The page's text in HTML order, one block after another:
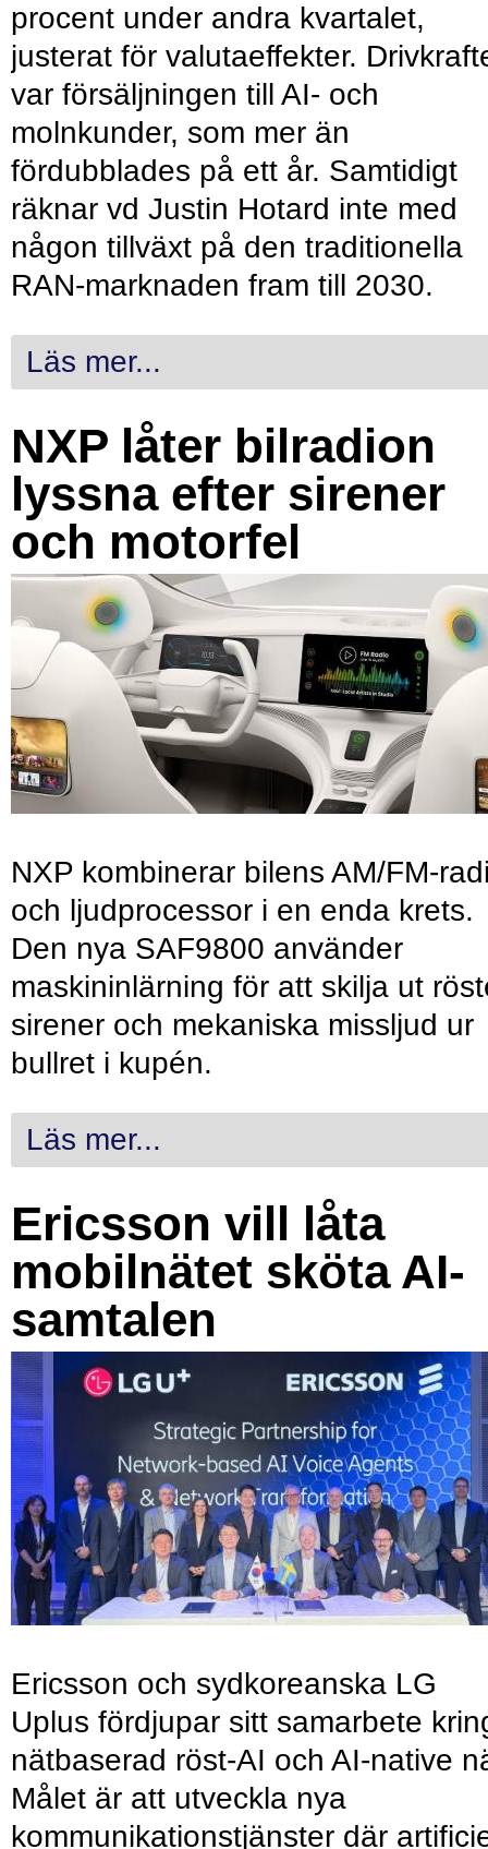
procent under andra kvartalet,
justerat för valutaeffekter.
var försäljningen till AI- och
molnkunder, som mer än
fördubblades på ett år. Samtidigt
räknar vd Justin Hotard inte med
någon tillväxt på den traditionella
RAN-marknaden fram till 2030.
Läs mer...
NXP låter bilradion
lyssna efter sirener
och motorfel
NXP kombinerar bilens AM/FM-
och ljudprocessor i en enda krets.
Den nya SAF9800 använder
maskininlärning för att skilja ut
sirener och mekaniska missljud ur
bullret i kupén.
Läs mer...
Ericsson vill låta
mobilnätet sköta AI-
samtalen
Ericsson och sydkoreanska LG
Uplus fördjupar sitt samarbete
nätbaserad röst-AI och AI-native
Målet är att utveckla nya
kommunikationstjänster där